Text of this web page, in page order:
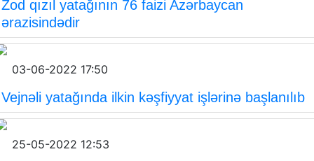
Zod qızıl yatağının 76 faizi Azərbaycan
ərazisindədir
03-06-2022 17:50
Vejnəli yatağında ilkin kəşfiyyat işlərinə başlanılıb
25-05-2022 12:53